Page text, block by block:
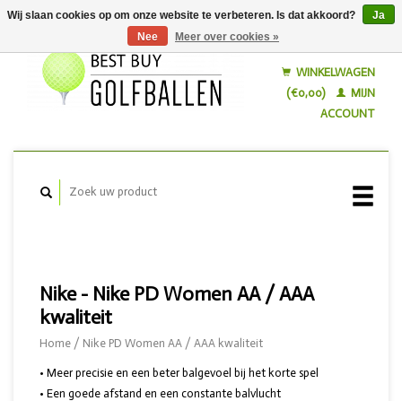
WINKELWAGEN
(€0,00)
MIJN
ACCOUNT
Nike - Nike PD Women AA / AAA
kwaliteit
Home / Nike PD Women AA / AAA kwaliteit
• Meer precisie en een beter balgevoel bij het korte spel
• Een goede afstand en een constante balvlucht
Wij slaan cookies op om onze website te verbeteren. Is dat akkoord?
Ja
Nee
Meer over cookies »